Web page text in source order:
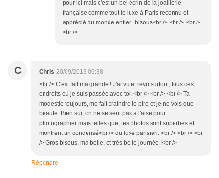
pour ici mais c'est un bel écrin de la joaillerie
française comme tout le luxe à Paris reconnu et
apprécié du monde entier...bisous<br /> <br /> <br />
<br />
C Chris 20/09/2013 09:38
<br /> C'est fait ma grande ! J'ai vu et revu surtout, tous ces
endroits où je suis passée avec toi. <br /> <br /> <br /> Ta
modestie toujours, me fait craindre le pire et je ne vois que
beauté. Bien sûr, on ne se sent pas à l'aise pour
photographier mais telles que, tes photos sont superbes et
montrent un condensé<br /> du luxe parisien. <br /> <br /> <br
/> Gros bisous, ma belle, et très belle journée !<br />
Répondre